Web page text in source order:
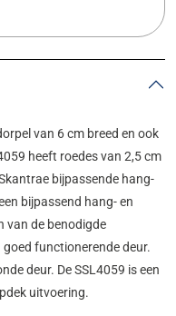
van 6 cm breed en ook
heeft roedes van 2,5 cm
bijpassende hang-
bijpassend hang- en
van de benodigde
functionerende deur.
deur. De SSL4059 is een
uitvoering.